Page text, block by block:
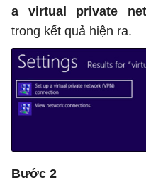
a virtual private
trong kết quả hiện ra.
Bước 2